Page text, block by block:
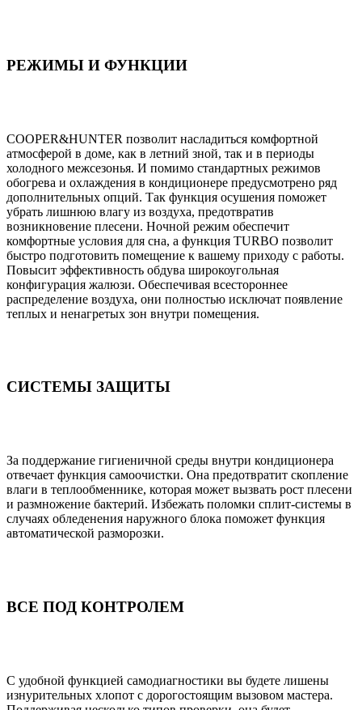
РЕЖИМЫ И ФУНКЦИИ
COOPER&HUNTER позволит насладиться комфортной
атмосферой в доме, как в летний зной, так и в периоды
холодного межсезонья. И помимо стандартных режимов
обогрева и охлаждения в кондиционере предусмотрено ряд
дополнительных опций. Так функция осушения поможет
убрать лишнюю влагу из воздуха, предотвратив
возникновение плесени. Ночной режим обеспечит
комфортные условия для сна, а функция TURBO позволит
быстро подготовить помещение к вашему приходу с работы.
Повысит эффективность обдува широкоугольная
конфигурация жалюзи. Обеспечивая всестороннее
распределение воздуха, они полностью исключат появление
теплых и ненагретых зон внутри помещения.
СИСТЕМЫ ЗАЩИТЫ
За поддержание гигиеничной среды внутри кондиционера
отвечает функция самоочистки. Она предотвратит скопление
влаги в теплообменнике, которая может вызвать рост плесени
и размножение бактерий. Избежать поломки сплит-системы в
случаях обледенения наружного блока поможет функция
автоматической разморозки.
ВСЕ ПОД КОНТРОЛЕМ
С удобной функцией самодиагностики вы будете лишены
изнурительных хлопот с дорогостоящим вызовом мастера.